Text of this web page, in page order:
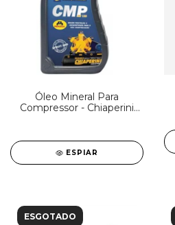
Óleo Mineral Para
Compressor - Chiaperini
ESPIAR
ESGOTADO